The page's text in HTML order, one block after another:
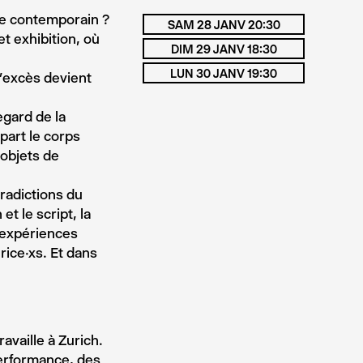
contemporain ?
exhibition, où
devient
de la
le corps
de
du
et le script, la
Et dans
à Zurich.
des
SAM 28 JANV 20:30
DIM 29 JANV 18:30
LUN 30 JANV 19:30